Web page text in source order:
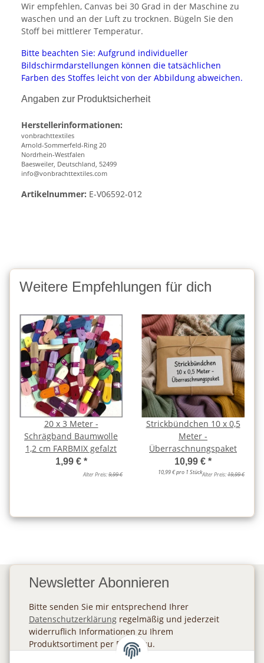
Wir empfehlen, Canvas bei 30 Grad in der Maschine zu
waschen und an der Luft zu trocknen. Bügeln Sie den
Stoff bei mittlerer Temperatur.
Bitte beachten Sie: Aufgrund individueller
Bildschirmdarstellungen können die tatsächlichen
Farben des Stoffes leicht von der Abbildung abweichen.
Angaben zur Produktsicherheit
Herstellerinformationen:
vonbrachttextiles
Arnold-Sommerfeld-Ring 20
Nordrhein-Westfalen
Baesweiler, Deutschland, 52499
info@vonbrachttextiles.com
Artikelnummer: E-V06592-012
Weitere Empfehlungen für dich
20 x 3 Meter -
Schrägband Baumwolle
1,2 cm FARBMIX gefalzt
1,99 € *
Alter Preis:9,99 €
Strickbündchen 10 x 0,5
Meter -
Überraschnungspaket
10,99 € *
10,99 € pro 1 StückAlter Preis:19,99 €
Newsletter Abonnieren
Bitte senden Sie mir entsprechend Ihrer
Datenschutzerklärung regelmäßig und jederzeit
widerruflich Informationen zu Ihrem
Produktsortiment per E-Mail zu.